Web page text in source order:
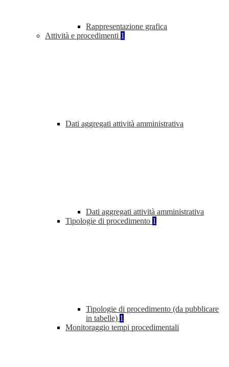
Rappresentazione grafica
Attività e procedimenti 1
Dati aggregati attività amministrativa
Dati aggregati attività amministrativa
Tipologie di procedimento 1
Tipologie di procedimento (da pubblicare
in tabelle) 1
Monitoraggio tempi procedimentali